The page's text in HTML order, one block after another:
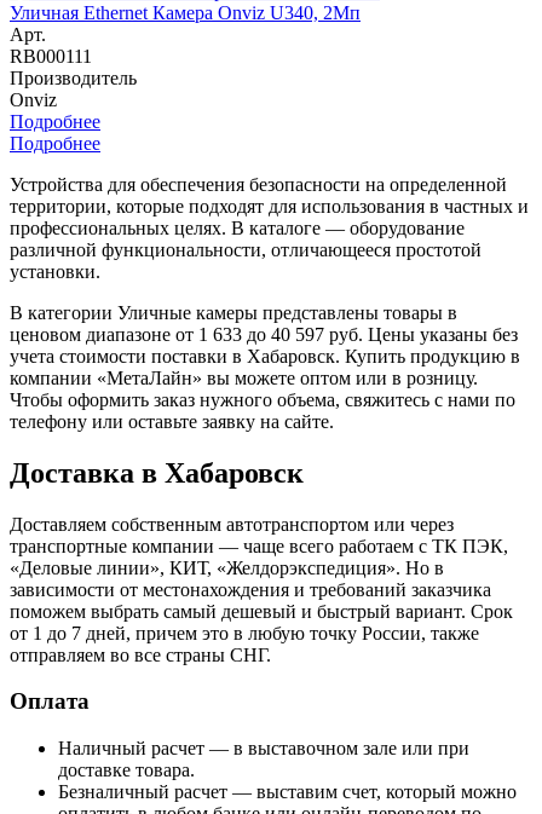
Уличная Ethernet Камера Onviz U340, 2Мп
Арт.
RB000111
Производитель
Onviz
Подробнее
Подробнее
Устройства для обеспечения безопасности на определенной
территории, которые подходят для использования в частных и
профессиональных целях. В каталоге — оборудование
различной функциональности, отличающееся простотой
установки.
В категории Уличные камеры представлены товары в
ценовом диапазоне от 1 633 до 40 597 руб. Цены указаны без
учета стоимости поставки в Хабаровск. Купить продукцию в
компании «МетаЛайн» вы можете оптом или в розницу.
Чтобы оформить заказ нужного объема, свяжитесь с нами по
телефону или оставьте заявку на сайте.
Доставка в Хабаровск
Доставляем собственным автотранспортом или через
транспортные компании — чаще всего работаем с ТК ПЭК,
«Деловые линии», КИТ, «Желдорэкспедиция». Но в
зависимости от местонахождения и требований заказчика
поможем выбрать самый дешевый и быстрый вариант. Срок
от 1 до 7 дней, причем это в любую точку России, также
отправляем во все страны СНГ.
Оплата
Наличный расчет — в выставочном зале или при
доставке товара.
Безналичный расчет — выставим счет, который можно